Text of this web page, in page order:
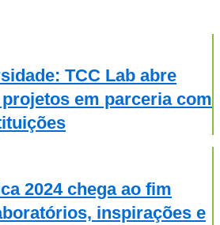
TCC Lab abre
em parceria com
2024 chega ao fim
inspirações e